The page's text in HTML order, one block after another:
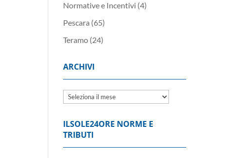
Normative e Incentivi (4)
Pescara (65)
Teramo(24)
ARCHIVI
Archivi
ILSOLE24ORE NORME E
TRIBUTI